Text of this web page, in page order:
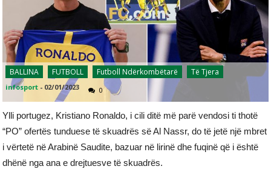
BALLINA FUTBOLL Futboll Ndërkombëtarë Të Tjera
infosport - 02/01/2023 0
Ylli portugez, Kristiano Ronaldo, i cili ditë më parë vendosi ti thotë
“PO” ofertës tunduese të skuadrës së Al Nassr, do të jetë një mbret
i vërtetë në Arabinë Saudite, bazuar në lirinë dhe fuqinë që i është
dhënë nga ana e drejtuesve të skuadrës.